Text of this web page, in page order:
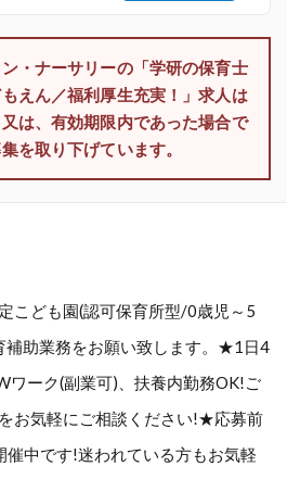
・ナーサリーの「学研の保育士
えん／福利厚生充実！」求人は
は、有効期限内であった場合で
を取り下げています。
こども園(認可保育所型/0歳児～5
補助業務をお願い致します。★1日4
ワーク(副業可)、扶養内勤務OK!ご
お気軽にご相談ください!★応募前
催中です!迷われている方もお気軽